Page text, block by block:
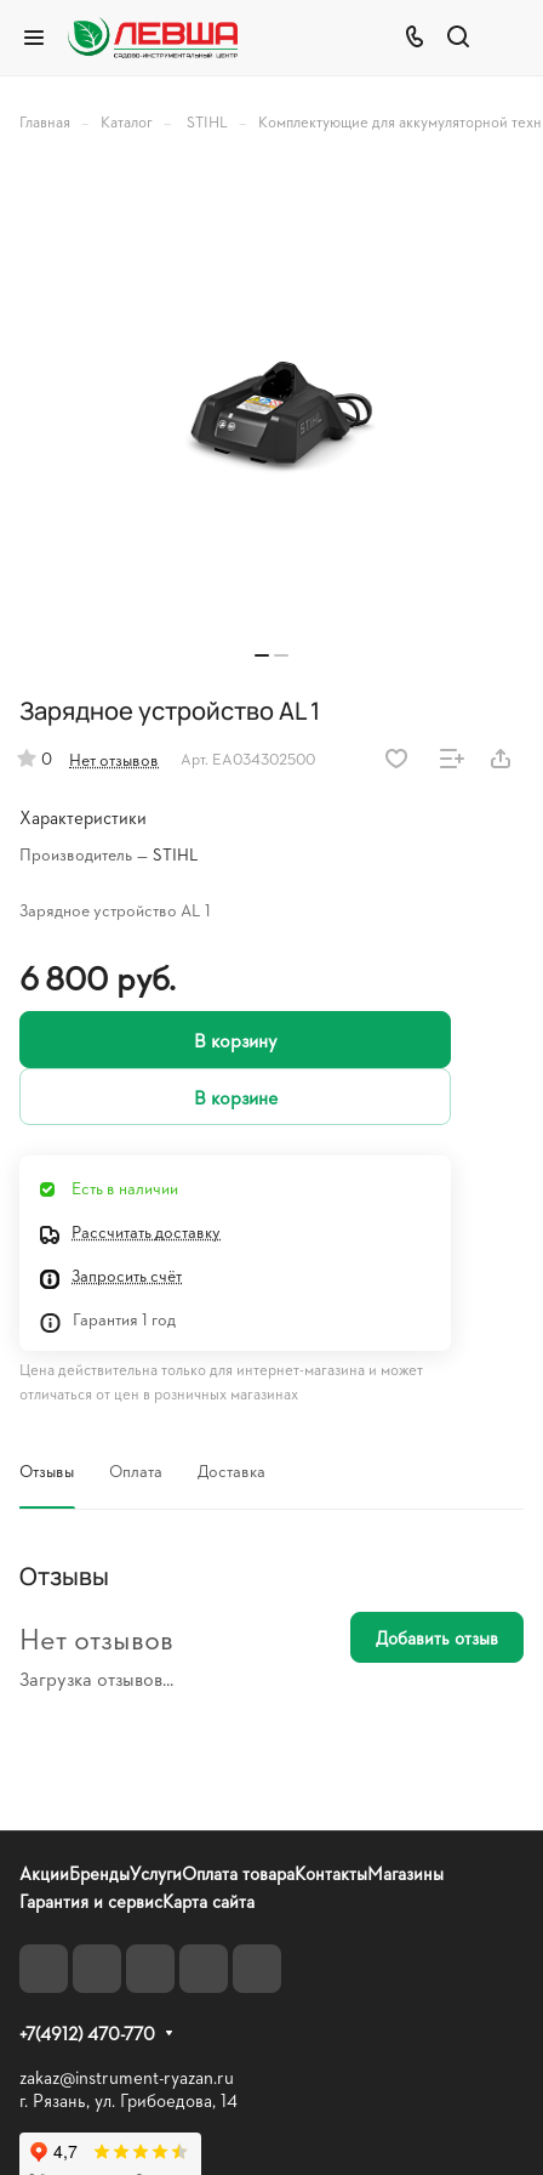
Главная – Каталог – STIHL – Комплектующие для аккумуляторной
Зарядное устройство AL 1
0 Нет отзывов Арт. EA034302500
Характеристики
Производитель — STIHL
Зарядное устройство AL 1
6 800 руб.
В корзину
В корзине
Есть в наличии
Рассчитать доставку
Запросить счёт
Гарантия 1 год
Цена действительна только для интернет-магазина и может
отличаться от цен в розничных магазинах
Отзывы Оплата Доставка
Отзывы
Загрузка отзывов...
Нет отзывов Добавить отзыв
АкцииБрендыУслугиОплата товараКонтактыМагазины
Гарантия и сервисКарта сайта
+7(4912) 470-770
zakaz@instrument-ryazan.ru
г. Рязань, ул. Грибоедова, 14